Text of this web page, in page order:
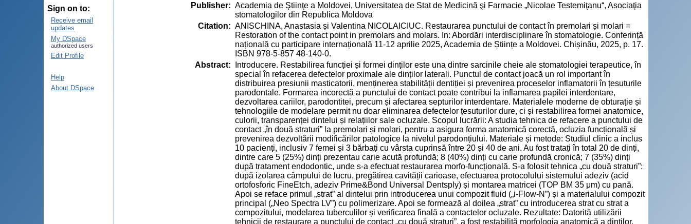
Sign on to:
Receive email
updates
My DSpace
authorized users
Edit Profile
Help
About DSpace
Publisher: Academia de Ştiinţe a Moldovei, Universitatea de Stat de Medicină şi Farmacie „Nicolae Testemiţanu“, Asociaţia
stomatologilor din Republica Moldova
Citation: ANISCHINA, Anastasia și Valentina NICOLAICIUC. Restaurarea punctului de contact în premolari și molari =
Restoration of the contact point in premolars and molars. In: Abordări interdisciplinare în stomatologie. Conferință
națională cu participare internațională 11-12 aprilie 2025, Academia de Științe a Moldovei. Chișinău, 2025, p. 17.
ISBN 978-5-857 48-140-0.
Abstract:
Introducere. Restabilirea funcției și formei dinților este una dintre sarcinile cheie ale stomatologiei terapeutice, în
special în refacerea defectelor proximale ale dinților laterali. Punctul de contact joacă un rol important în
distribuirea presiunii masticatorii, menținerea stabilității dentiției și prevenirea proceselor inflamatorii în țesuturile
parodontale. Formarea incorectă a punctului de contact poate contribui la inflamarea papilei interdentare,
dezvoltarea cariilor, parodontitei, precum și afectarea septurilor interdentare. Materialele moderne de obturație și
tehnologiile de modelare permit nu doar eliminarea defectelor țesuturilor dure, ci și restabilirea formei anatomice,
culorii, transparenței dintelui și relațiilor sale ocluzale. Scopul lucrării: A studia tehnica de refacere a punctului de
contact „în două straturi” la premolari și molari, pentru a asigura forma anatomică corectă, ocluzia funcțională și
prevenirea dezvoltării modificărilor patologice la nivelul parodonțiului. Materiale și metode: Studiul clinic a inclus
10 pacienți, inclusiv 7 femei și 3 bărbați cu vârsta cuprinsă între 20 și 40 de ani. Au fost tratați în total 20 de dinți,
dintre care 5 (25%) dinți prezentau carie acută profundă; 8 (40%) dinți cu carie profundă cronică; 7 (35%) dinți
după tratament endodontic, unde s-a efectuat restaurarea morfo-funcțională. S-a folosit tehnica „cu două straturi”:
după izolarea câmpului de lucru, pregătirea cavității carioase, efectuarea protocolului sistemului adeziv (acid
ortofosforic FineEtch, adeziv Prime&Bond Universal Dentsply) și montarea matricei (TOP BM 35 μm) cu pană.
Apoi se reface primul „strat” al dintelui prin introducerea unui compozit fluid („i-Flow-N”) și a materialului compozit
principal („Neo Spectra LV”) cu polimerizare. Apoi se formează al doilea „strat” cu introducerea strat cu strat a
compozitului, modelarea tuberculilor și verificarea finală a contactelor ocluzale. Rezultate: Datorită utilizării
tehnicii de restaurare a punctului de contact „cu două straturi”, a fost restabilită morfologia anatomică a dinților,